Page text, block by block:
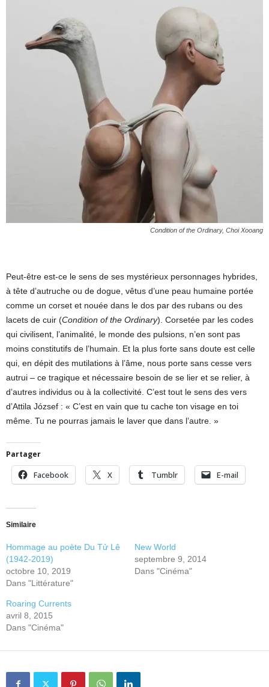
Condition of the Ordinary, Choi Xooang
Peut-être est-ce le sens de ses mystérieux personnages hybrides,
à tête d’autruche ou de dogue, vêtus d’une peau humaine portée
comme un corset et nouée dans le dos par des rubans ou des
lacets de cuir (Condition of the Ordinary). Corsetée par les codes
qui civilisent, l’animalité, le monde des pulsions, n’en sont pas
moins constitutifs de l’humain. Et la plus forte sans doute est celle
qui, en dépit des mutilations à l’âme, nous porte sans cesse vers
autrui – ce tragique et nécessaire besoin de se lier et se relier, à
d’autres individus ou à la collectivité. C’est tout le sens des vers
d’Attila József : « C’est en vain que tu cache ton visage en toi
même. Tu ne pourras jamais le laver que dans l’autre. »
Partager
Facebook X Tumblr E-mail
Similaire
Hommage au poète Du Tử Lê
(1942-2019)
octobre 10, 2019
Dans "Littérature"
New World
septembre 9, 2014
Dans "Cinéma"
Roaring Currents
avril 8, 2015
Dans "Cinéma"